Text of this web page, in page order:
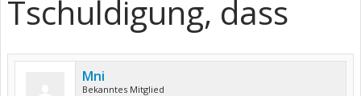
Tschuldigung, dass
Mni
Bekanntes Mitglied